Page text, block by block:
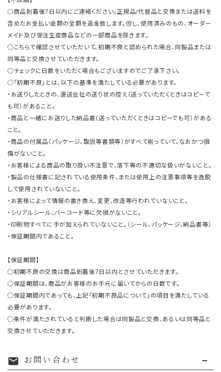
○商品到着後7日以内にご連絡ください。正規品/代替品と交換または送料を
含めたお支払い金額の全額を返金致します。但し、使用済みのもの、オーダー
メイド及び受注生産商品などの一部商品を除きます。
○こちらで確認させていただいて、初期不良と認められた場合、同製品または
同等品と交換させていただきます。
○チェックに日数をいただく場合もございますのでご了承下さい。
○「初期不良」とは、以下の基準を満たしている必要があります。
・お送りしたときの、運送会社の送り状の控え（送っていただくときはコピーで
も可）があること。
・商品と一緒にお送りした納品書（送っていただくときはコピーでも可）がある
こと。
・商品の付属品（パッケージ、取説等書類等）がすべて揃っていて、なおかつ損
傷がないこと。
・お客様による商品の取り扱い不注意で、落下等の不適切な扱いがないこと。
・製品の仕様書に記されている使用条件、または使用上の注意事項等を逸脱
して使用されていないこと。
・お客様によって情報の書き換え、変更、改造等行われていないこと。
・シリアルシール、バーコード等に欠損がないこと。
・印刷物すべてに手が加えられていないこと。（シール、パッケージ、納品書等）
・保証期間内であること。
【保証期間】
○初期不良の交換は商品到着後7日以内とさせていただきます。
○保証期間は、商品がお客様のお手元に届いてからの日数です。
○保証期間内であっても、上記「初期不良品について」の項目を満たしている
必要があります。
○条件が満たされていると判断した場合は同製品と交換、あるいは同等品と
交換させていただきます。
mail お問い合わせ